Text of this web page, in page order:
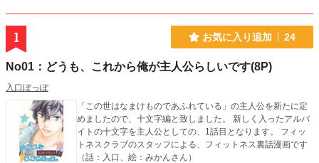
1 お気に入り追加 24
No01：どうも、これから俺が主人公らしいです(8P)
入口ぽっぽ
「この世はなまけものであふれている」の主人公を新たに定
めましたので、十文字編と致しました。 新しく入ったアルバ
イトの十文字を主人公としての、1話目となります。 フィッ
トネスクラブのスタッフによる、フィットネス裏話漫画です
（話：入口、絵：みかんさん）